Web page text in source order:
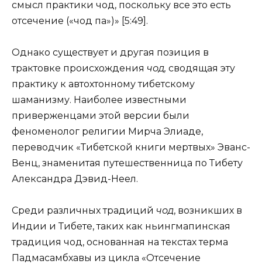
смысл практики чод, поскольку все это есть
отсечение («чод па»)» [5:49].
Однако существует и другая позиция в
трактовке происхождения чод, сводящая эту
практику к автохтонному тибетскому
шаманизму. Наиболее известными
приверженцами этой версии были
феноменолог религии Мирча Элиаде,
переводчик «Тибетской книги мертвых» Эванс-
Венц, знаменитая путешественница по Тибету
Александра Дэвид-Неел.
Среди различных традиций чод, возникших в
Индии и Тибете, таких как ньингмапинская
традиция чод, основанная на текстах терма
Падмасамбхавы из цикла «Отсечение